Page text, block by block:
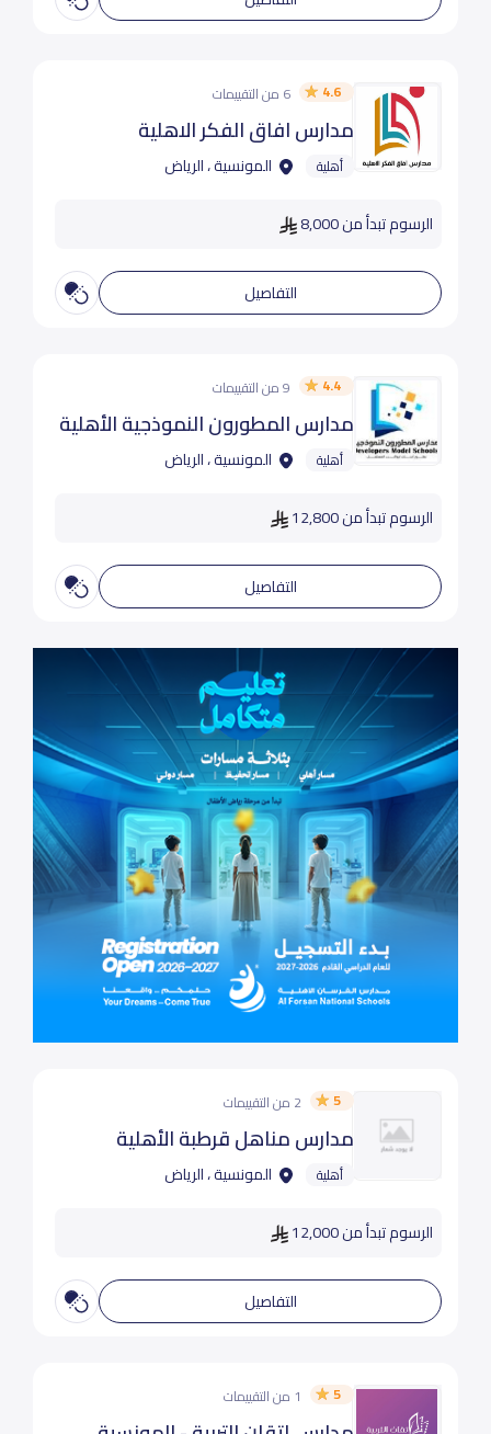
4.6 6 من التقييمات
مدارس افاق الفكر الاهلية
أهلية المونسية ، الرياض
الرسوم تبدأ من 8,000
التفاصيل
4.4 9 من التقييمات
مدارس المطورون النموذجية الأهلية
أهلية المونسية ، الرياض
الرسوم تبدأ من 12,800
التفاصيل
5 2 من التقييمات
مدارس مناهل قرطبة الأهلية
أهلية المونسية ، الرياض
الرسوم تبدأ من 12,000
التفاصيل
5 1 من التقييمات